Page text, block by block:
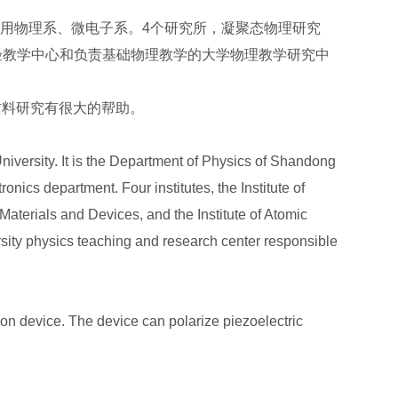
物理系、微电子系。4个研究所，凝聚态物理研究
学中心和负责基础物理教学的大学物理教学研究中
研究有很大的帮助。
It is the Department of Physics of Shandong
department. Four institutes, the Institute of
and Devices, and the Institute of Atomic
physics teaching and research center responsible
device. The device can polarize piezoelectric